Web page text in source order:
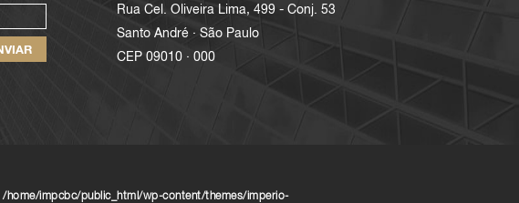
Rua Cel. Oliveira Lima, 499 - Conj. 53
Santo André . São Paulo
CEP 09010 . 000
/home/impcbc/public_html/wp-content/themes/imperio-